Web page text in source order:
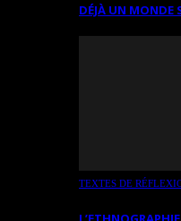
DÉJÀ UN MONDE
TEXTES DE